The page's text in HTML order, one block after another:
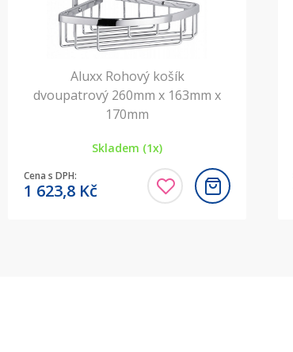
Aluxx Rohový košík
dvoupatrový 260mm x 163mm x
170mm
Skladem (1x)
Cena s DPH:
1 623,8 Kč